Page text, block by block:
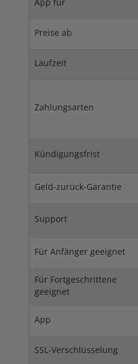
Preise ab
Laufzeit
Zahlungsarten
Kündigungsfrist
Geld-zurück-Garantie
Support
Für Anfänger geeignet
Für Fortgeschrittene
geeignet
App
SSL-Verschlüsselung